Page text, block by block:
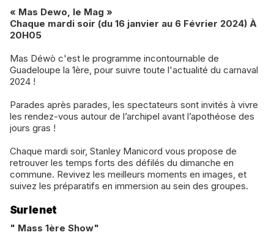
« Mas Dewo, le Mag »
Chaque mardi soir (du 16 janvier au 6 Février 2024) À
20H05
Mas Déwò c'est le programme incontournable de
Guadeloupe la 1ère, pour suivre toute l'actualité du carnaval
2024 !
Parades après parades, les spectateurs sont invités à vivre
les rendez-vous autour de l’archipel avant l’apothéose des
jours gras !
Chaque mardi soir, Stanley Manicord vous propose de
retrouver les temps forts des défilés du dimanche en
commune. Revivez les meilleurs moments en images, et
suivez les préparatifs en immersion au sein des groupes.
Sur le net
" Mass 1ère Show"